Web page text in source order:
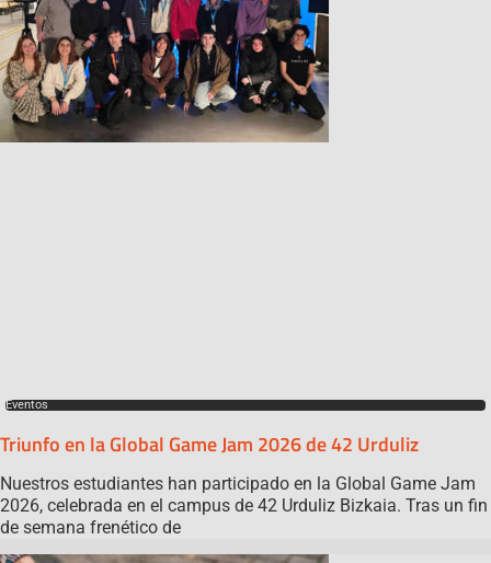
Eventos
Triunfo en la Global Game Jam 2026 de 42 Urduliz
Nuestros estudiantes han participado en la Global Game Jam
2026, celebrada en el campus de 42 Urduliz Bizkaia. Tras un fin
de semana frenético de